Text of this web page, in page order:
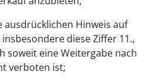
Hinweis auf
diese Ziffer 11.,
soweit eine Weitergabe nach
verboten ist;